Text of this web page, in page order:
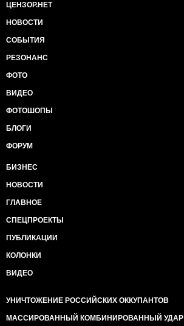
ЦЕНЗОР.НЕТ
НОВОСТИ
СОБЫТИЯ
РЕЗОНАНС
ФОТО
ВИДЕО
ФОТОШОПЫ
БЛОГИ
ФОРУМ
БИЗНЕС
НОВОСТИ
ГЛАВНОЕ
СПЕЦПРОЕКТЫ
ПУБЛИКАЦИИ
КОЛОНКИ
ВИДЕО
УНИЧТОЖЕНИЕ РОССИЙСКИХ ОККУПАНТОВ
МАССИРОВАННЫЙ КОМБИНИРОВАННЫЙ УДАР